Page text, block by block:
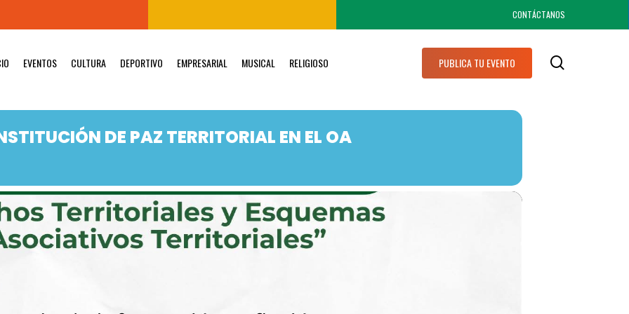
CONTÁCTANOS
EVENTOS CULTURA DEPORTIVO EMPRESARIAL MUSICAL RELIGIOSO PUBLICA TU EVENTO
DE PAZ TERRITORIAL EN EL OA